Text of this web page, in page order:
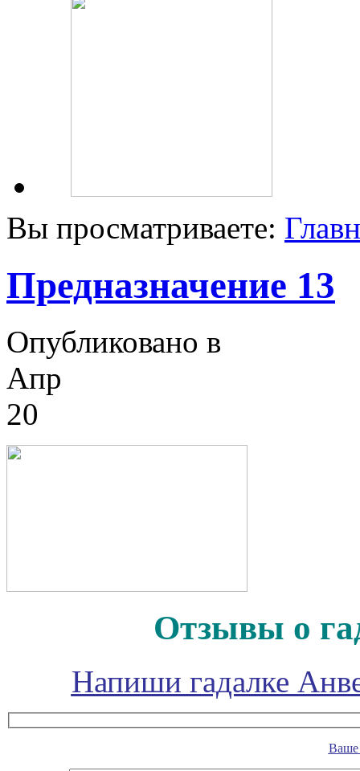
Вы просматриваете:
Предназначение 13
Опубликовано в
Апр
20
Отзывы о
Напиши гадалке
Ваше